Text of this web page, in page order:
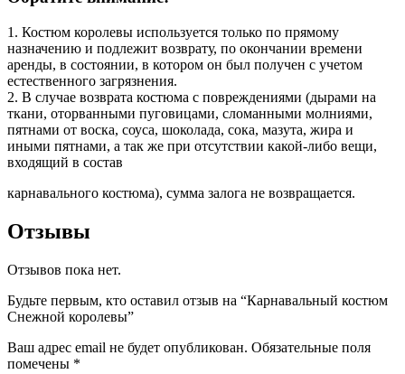
1. Костюм королевы используется только по прямому
назначению и подлежит возврату, по окончании времени
аренды, в состоянии, в котором он был получен с учетом
естественного загрязнения.
2. В случае возврата костюма с повреждениями (дырами на
ткани, оторванными пуговицами, сломанными молниями,
пятнами от воска, соуса, шоколада, сока, мазута, жира и
иными пятнами, а так же при отсутствии какой-либо вещи,
входящий в состав
карнавального костюма), сумма залога не возвращается.
Отзывы
Отзывов пока нет.
Будьте первым, кто оставил отзыв на “Карнавальный костюм
Снежной королевы”
Ваш адрес email не будет опубликован. Обязательные поля
помечены *